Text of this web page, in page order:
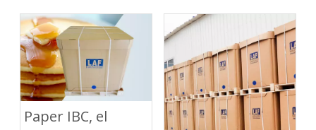
Paper IBC, el